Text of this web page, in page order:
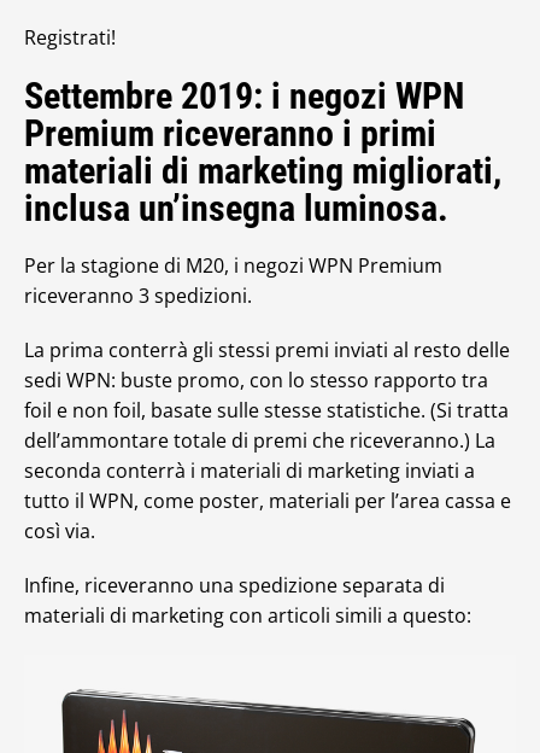
Registrati!
Settembre 2019: i negozi WPN
Premium riceveranno i primi
materiali di marketing migliorati,
inclusa un’insegna luminosa.
Per la stagione di M20, i negozi WPN Premium
riceveranno 3 spedizioni.
La prima conterrà gli stessi premi inviati al resto delle
sedi WPN: buste promo, con lo stesso rapporto tra
foil e non foil, basate sulle stesse statistiche. (Si tratta
dell’ammontare totale di premi che riceveranno.) La
seconda conterrà i materiali di marketing inviati a
tutto il WPN, come poster, materiali per l’area cassa e
così via.
Infine, riceveranno una spedizione separata di
materiali di marketing con articoli simili a questo: